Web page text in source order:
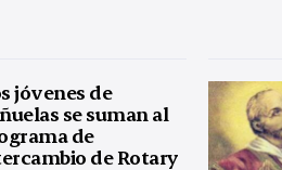
jóvenes de
se suman al
de
de Rotary